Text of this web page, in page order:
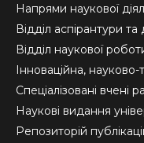
Напрями наукової
Відділ аспірантури
Відділ наукової
Інноваційна, науково-
Спеціалізовані вчені
Наукові видання
Репозиторій